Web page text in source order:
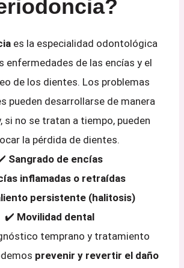
es la especialidad odontológica
enfermedades de las encías y el
de los dientes. Los problemas
pueden desarrollarse de manera
si no se tratan a tiempo, pueden
la pérdida de dientes.
Sangrado de encías
inflamadas o retraídas
persistente (halitosis)
✔️ Movilidad dental
temprano y tratamiento
prevenir y revertir el daño